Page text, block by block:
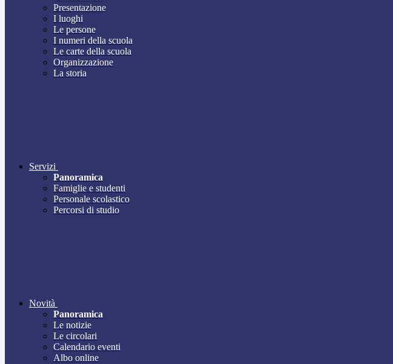
Presentazione
I luoghi
Le persone
I numeri della scuola
Le carte della scuola
Organizzazione
La storia
Servizi
Panoramica
Famiglie e studenti
Personale scolastico
Percorsi di studio
Novità
Panoramica
Le notizie
Le circolari
Calendario eventi
Albo online